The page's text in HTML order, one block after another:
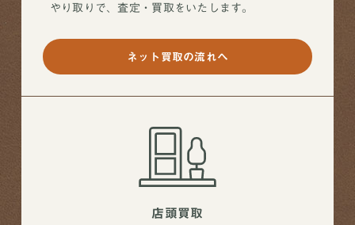
やり取りで、査定・買取をいたします。
ネット買取の流れへ
店頭買取